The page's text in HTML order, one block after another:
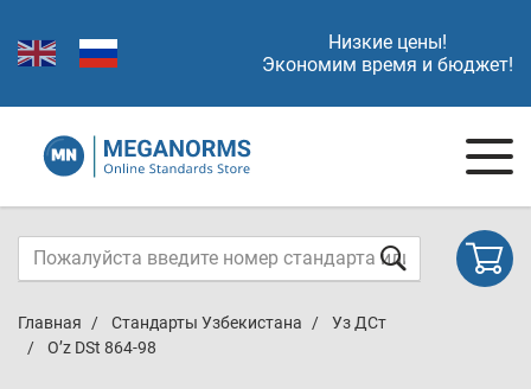
Низкие цены!
Экономим время и бюджет!
Главная Стандарты Узбекистана
Уз ДСт
O’z DSt 864-98